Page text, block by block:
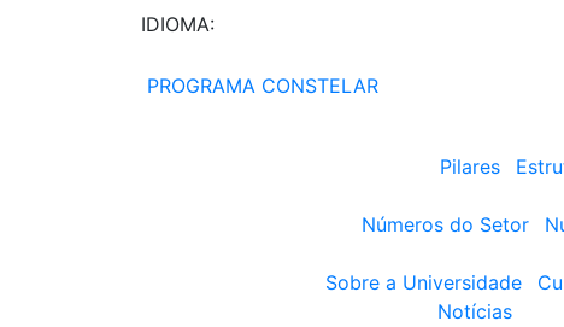
IDIOMA:
PROGRAMA CONSTELAR
Pilares
Números do Setor
Sobre a Universidade
Notícias